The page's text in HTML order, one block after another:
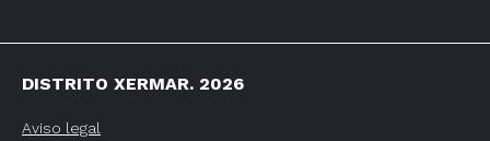
DISTRITO XERMAR. 2026
Aviso legal